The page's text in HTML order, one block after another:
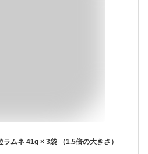
ラムネ 41g × 3袋 （1.5倍の大きさ）